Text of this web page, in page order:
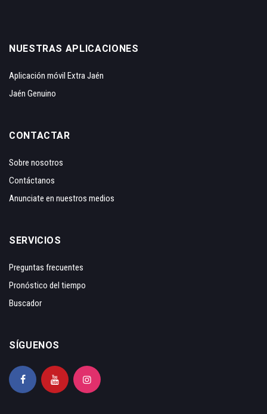
NUESTRAS APLICACIONES
Aplicación móvil Extra Jaén
Jaén Genuino
CONTACTAR
Sobre nosotros
Contáctanos
Anunciate en nuestros medios
SERVICIOS
Preguntas frecuentes
Pronóstico del tiempo
Buscador
SÍGUENOS